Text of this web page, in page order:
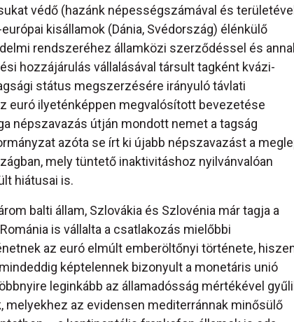
védő (hazánk népességszámával és területével
kisállamok (Dánia, Svédország) élénkülő
rendszeréhez államközi szerződéssel és
hozzájárulás vállalásával társult tagként kvázi-
státus megszerzésére irányuló távlati
euró ilyeténképpen megvalósított bevezetése
népszavazás útján mondott nemet a tagság
azóta se írt ki újabb népszavazást a
mely tüntető inaktivitáshoz nyilvánvalóan
hiátusai is.
balti állam, Szlovákia és Szlovénia már tagja a
is vállalta a csatlakozás mielőbbi
az euró elmúlt emberöltőnyi története,
képtelennek bizonyult a monetáris unió
leginkább az államadósság mértékével
melyekhez az evidensen mediterránnak minősülő